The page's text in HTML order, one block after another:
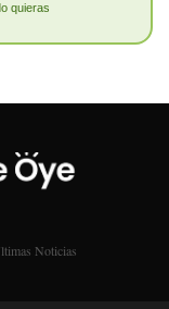
quieras
Noticias